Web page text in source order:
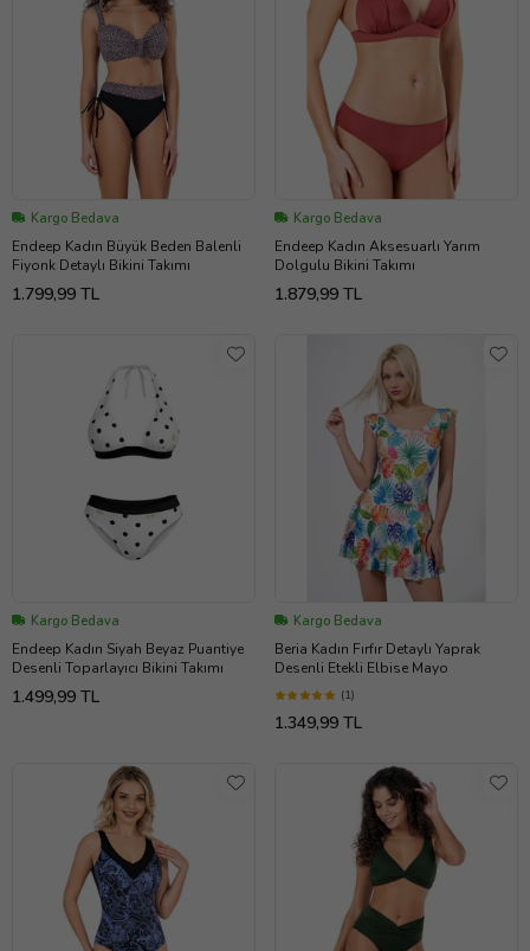
Kargo Bedava
Endeep Kadın Büyük Beden Balenli
Fiyonk Detaylı Bikini Takımı
1.799,99 TL
Kargo Bedava
Endeep Kadın Aksesuarlı Yarım
Dolgulu Bikini Takımı
1.879,99 TL
Kargo Bedava
Endeep Kadın Siyah Beyaz Puantiye
Desenli Toparlayıcı Bikini Takımı
1.499,99 TL
Kargo Bedava
Beria Kadın Fırfır Detaylı Yaprak
Desenli Etekli Elbise Mayo
(1)
1.349,99 TL